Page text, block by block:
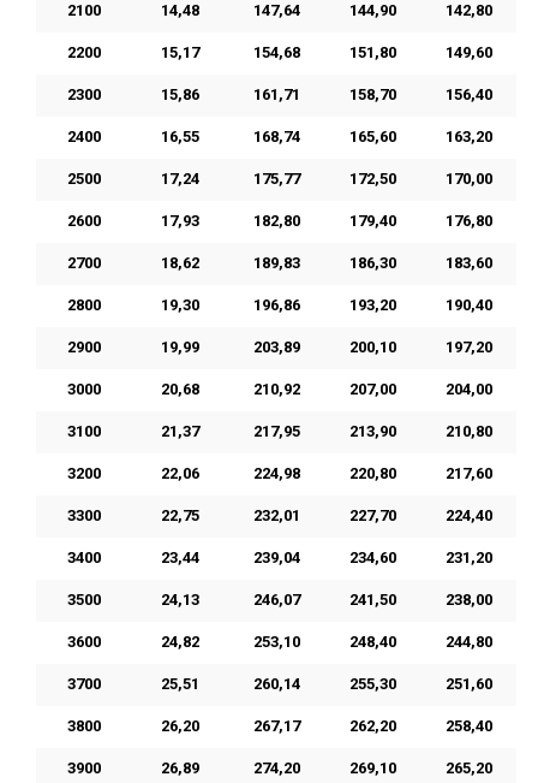
2100 14,48 147,64 144,90 142,80
2200 15,17 154,68 151,80 149,60
2300 15,86 161,71 158,70 156,40
2400 16,55 168,74 165,60 163,20
2500 17,24 175,77 172,50 170,00
2600 17,93 182,80 179,40 176,80
2700 18,62 189,83 186,30 183,60
2800 19,30 196,86 193,20 190,40
2900 19,99 203,89 200,10 197,20
3000 20,68 210,92 207,00 204,00
3100 21,37 217,95 213,90 210,80
3200 22,06 224,98 220,80 217,60
3300 22,75 232,01 227,70 224,40
3400 23,44 239,04 234,60 231,20
3500 24,13 246,07 241,50 238,00
3600 24,82 253,10 248,40 244,80
3700 25,51 260,14 255,30 251,60
3800 26,20 267,17 262,20 258,40
3900 26,89 274,20 269,10 265,20